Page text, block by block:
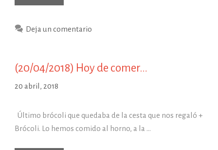
Hoy
comer…
Deja un comentario
(20/04/2018) Hoy de comer…
20 abril, 2018
Último brócoli que quedaba de la cesta que nos regaló +
Brócoli. Lo hemos comido al horno, a la …